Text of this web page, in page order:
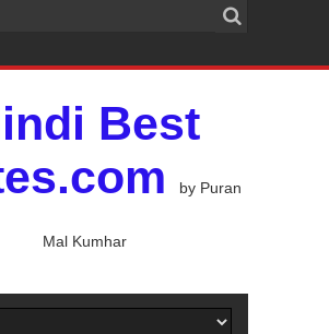
Best
by Puran
Mal Kumhar